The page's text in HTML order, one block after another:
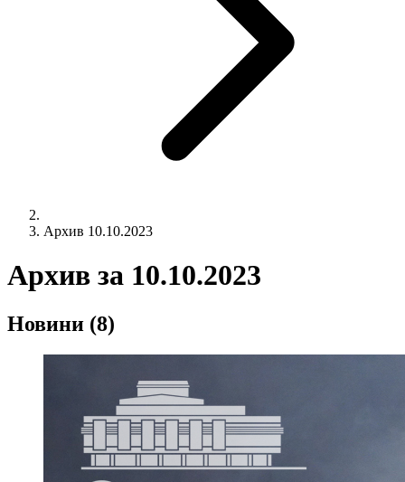
Архив 10.10.2023
Архив за 10.10.2023
Новини (8)